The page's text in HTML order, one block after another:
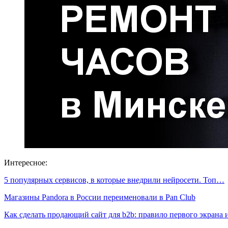
Интересное:
5 популярных сервисов, в которые внедрили нейросети. Топ…
Магазины Pandora в России переименовали в Pan Club
Как сделать продающий сайт для b2b: правило первого